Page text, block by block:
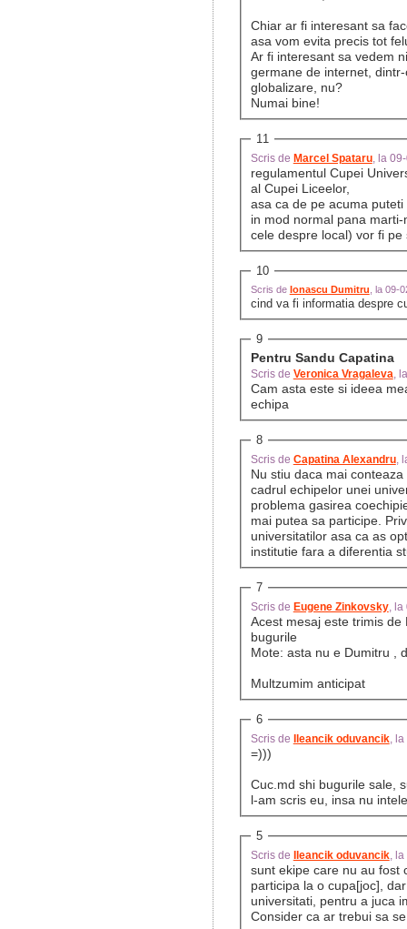
Chiar ar fi interesant sa
asa vom evita precis tot
Ar fi interesant sa vedem niste
germane de internet,
globalizare, nu?
Numai bine!
11
Scris de Marcel Spataru, la
regulamentul Cupei
al Cupei Liceelor,
asa ca de pe acuma
in mod normal pana
cele despre local) vor fi pe
10
Scris de Ionascu Dumitru , la 09-
cind va fi informatia despre
9
Pentru Sandu Capatina
Scris de Veronica Vragaleva ,
Cam asta este si ideea
echipa
8
Scris de Capatina Alexandru,
Nu stiu daca mai
cadrul echipelor unei
problema gasirea
mai putea sa participe.
universitatilor asa ca as
institutie fara a diferentia
7
Scris de Eugene Zinkovsky, la
Acest mesaj este trimis de
bugurile
Mote: asta nu e Dumitru ,
Multzumim anticipat
6
Scris de Ileancik oduvancik, la
=)))
Cuc.md shi bugurile sale,
l-am scris eu, insa nu
5
Scris de Ileancik oduvancik, la
sunt ekipe care nu au fost
participa la o cupa[joc],
universitati, pentru a juca
Consider ca ar trebui sa